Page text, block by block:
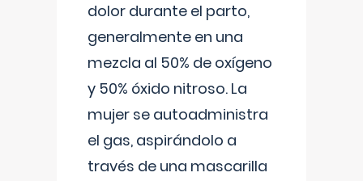
dolor durante el parto,
generalmente en una
mezcla al 50% de oxígeno
y 50% óxido nitroso. La
mujer se autoadministra
el gas, aspirándolo a
través de una mascarilla